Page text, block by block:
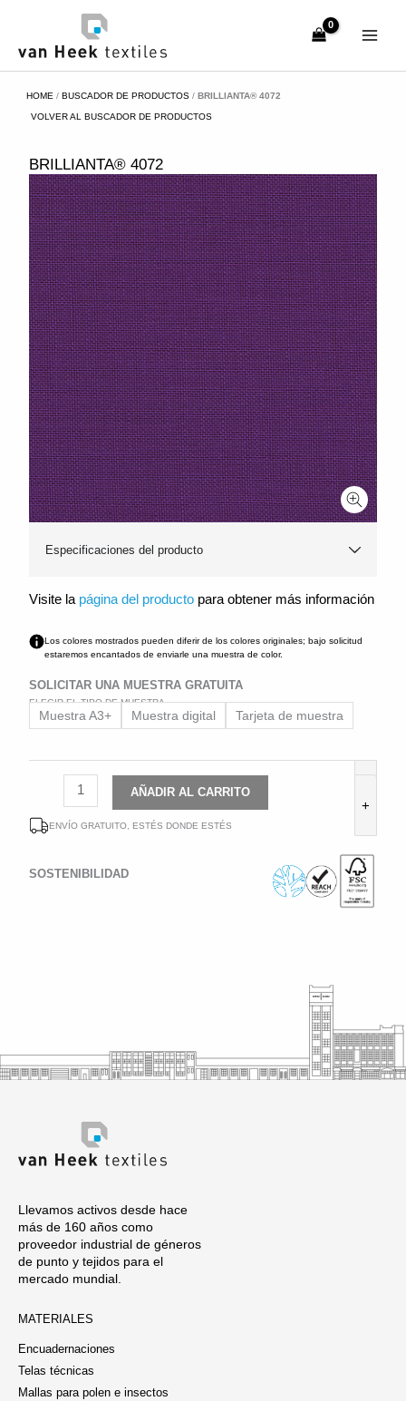
contenido
HOME /BUSCADOR DE PRODUCTOS /BRILLIANTA® 4072
VOLVER AL BUSCADOR DE PRODUCTOS
BRILLIANTA® 4072
Especificaciones del producto
SOSTENIBILIDAD
Visite la página del producto para obtener más información
Los colores mostrados pueden diferir de los colores originales; bajo solicitud
estaremos encantados de enviarle una muestra de color.
SOLICITAR UNA MUESTRA GRATUITA
ELEGIR EL TIPO DE MUESTRA
Muestra A3+ Muestra digital Tarjeta de muestra
Brillianta®
4072
+
AÑADIR AL CARRITO
ENVÍO GRATUITO, ESTÉS DONDE ESTÉS
Llevamos activos desde hace
más de 160 años como
proveedor industrial de géneros
de punto y tejidos para el
mercado mundial.
MATERIALES
Encuadernaciones
Telas técnicas
Mallas para polen e insectos